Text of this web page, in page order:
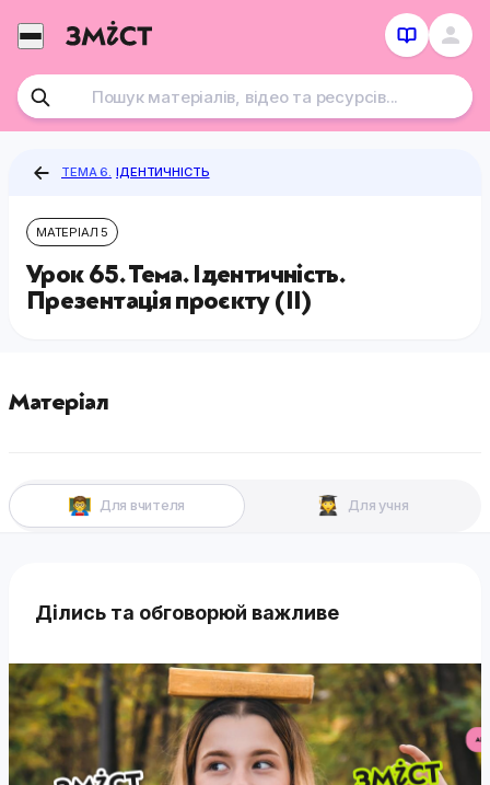
Перейти
до
ТЕМА 6. ІДЕНТИЧНІСТЬ
МАТЕРІАЛ 5
Урок 65. Тема. Ідентичність.
Презентація проєкту (ІІ)
Матеріал
Для вчителя Для учня
Ділись та обговорюй важливе